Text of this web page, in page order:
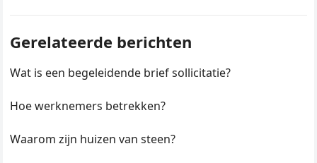
Gerelateerde berichten
Wat is een begeleidende brief sollicitatie?
Hoe werknemers betrekken?
Waarom zijn huizen van steen?